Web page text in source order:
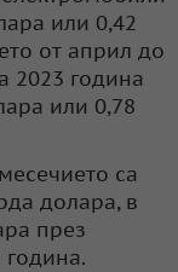
или 0,42
от април до
2023 година
или 0,78
са
долара, в
през